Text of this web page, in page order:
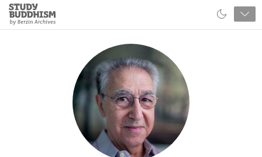
Close
Study
Buddhism